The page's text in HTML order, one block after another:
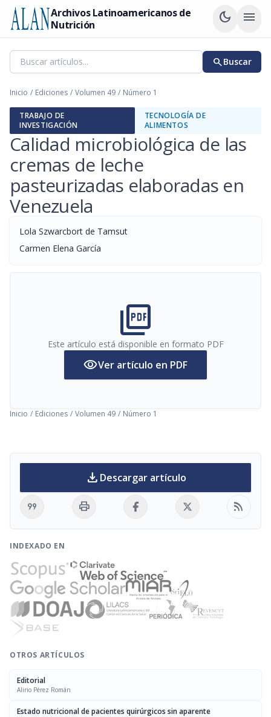
Archivos Latinoamericanos de
Nutrición
dark_mode menu
searchBuscar
Inicio / Ediciones / Volumen 49 / Número 1
TRABAJO DE
INVESTIGACIÓN
TECNOLOGÍA DE
ALIMENTOS
Calidad microbiológica de las
cremas de leche
pasteurizadas elaboradas en
Venezuela
Lola Szwarcbort de Tamsut
Carmen Elena García
picture_as_pdf
Este artículo está disponible en formato PDF
visibilityVer artículo en PDF
Inicio / Ediciones / Volumen 49 / Número 1
download Descargar artículo
format_quote print rss_feed
INDEXADO EN
OTROS ARTÍCULOS
Editorial
Alirio Pérez Román
Estado nutricional de pacientes quirúrgicos sin aparente